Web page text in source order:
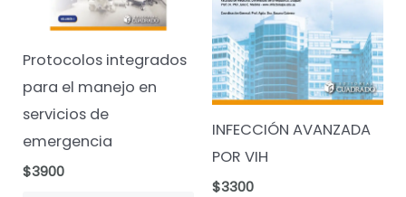
Protocolos integrados
para el manejo en
servicios de
emergencia
$3900
INFECCIÓN AVANZADA
POR VIH
$3300